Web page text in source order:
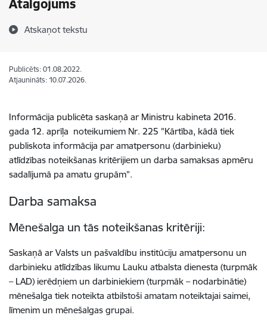
Atalgojums
Atskaņot tekstu
Publicēts: 01.08.2022.
Atjaunināts: 10.07.2026.
Informācija publicēta saskaņā ar Ministru kabineta 2016.
gada 12. aprīļa noteikumiem Nr. 225 "Kārtība, kādā tiek
publiskota informācija par amatpersonu (darbinieku)
atlīdzības noteikšanas kritērijiem un darba samaksas apmēru
sadalījumā pa amatu grupām”.
Darba samaksa
Mēnešalga un tās noteikšanas kritēriji:
Saskaņā ar Valsts un pašvaldību institūciju amatpersonu un
darbinieku atlīdzības likumu Lauku atbalsta dienesta (turpmāk
– LAD) ierēdņiem un darbiniekiem (turpmāk – nodarbinātie)
mēnešalga tiek noteikta atbilstoši amatam noteiktajai saimei,
līmenim un mēnešalgas grupai.